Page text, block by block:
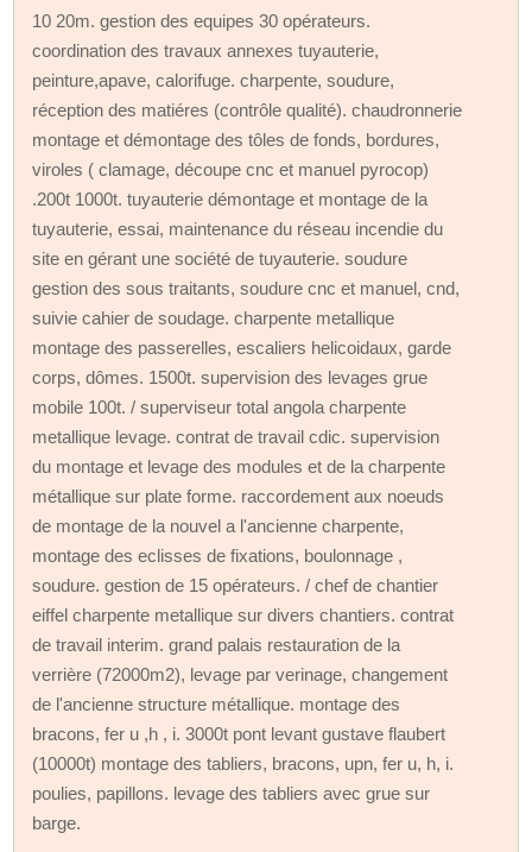
10 20m. gestion des equipes 30 opérateurs.
coordination des travaux annexes tuyauterie,
peinture,apave, calorifuge. charpente, soudure,
réception des matiéres (contrôle qualité). chaudronnerie
montage et démontage des tôles de fonds, bordures,
viroles ( clamage, découpe cnc et manuel pyrocop)
.200t 1000t. tuyauterie démontage et montage de la
tuyauterie, essai, maintenance du réseau incendie du
site en gérant une société de tuyauterie. soudure
gestion des sous traitants, soudure cnc et manuel, cnd,
suivie cahier de soudage. charpente metallique
montage des passerelles, escaliers helicoidaux, garde
corps, dômes. 1500t. supervision des levages grue
mobile 100t. / superviseur total angola charpente
metallique levage. contrat de travail cdic. supervision
du montage et levage des modules et de la charpente
métallique sur plate forme. raccordement aux noeuds
de montage de la nouvel a l'ancienne charpente,
montage des eclisses de fixations, boulonnage ,
soudure. gestion de 15 opérateurs. / chef de chantier
eiffel charpente metallique sur divers chantiers. contrat
de travail interim. grand palais restauration de la
verrière (72000m2), levage par verinage, changement
de l'ancienne structure métallique. montage des
bracons, fer u ,h , i. 3000t pont levant gustave flaubert
(10000t) montage des tabliers, bracons, upn, fer u, h, i.
poulies, papillons. levage des tabliers avec grue sur
barge.